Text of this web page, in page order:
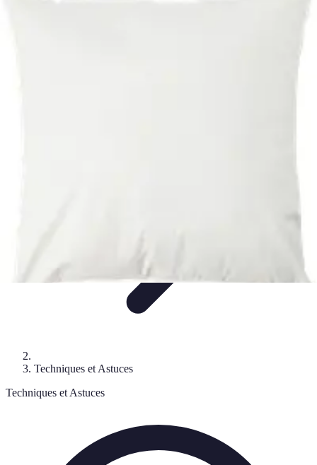
Techniques et Astuces
Techniques et Astuces